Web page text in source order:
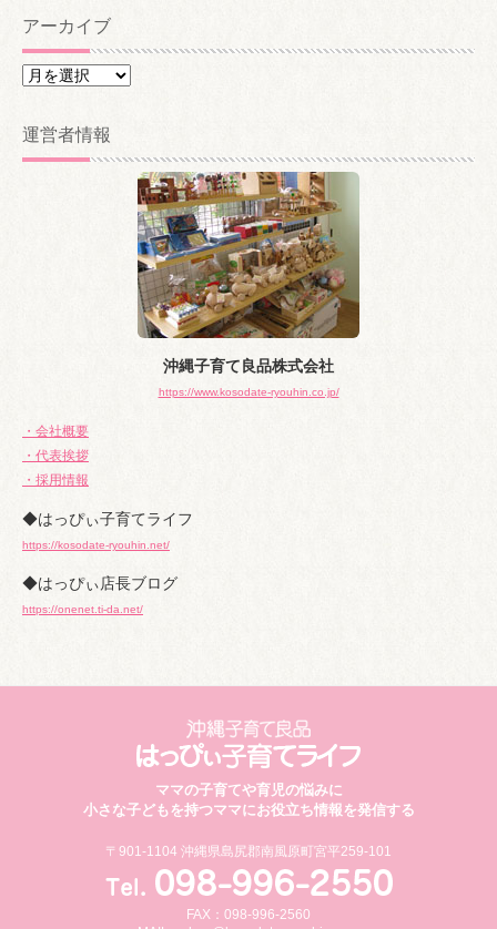
アーカイブ
ア
カ
イ
運営者情報
沖縄子育て良品株式会社
https://www.kosodate-ryouhin.co.jp/
・会社概要
・代表挨拶
・採用情報
◆はっぴぃ子育てライフ
https://kosodate-ryouhin.net/
◆はっぴぃ店長ブログ
https://onenet.ti-da.net/
ママの子育てや育児の悩みに
小さな子どもを持つママにお役立ち情報を発信する
〒901-1104 沖縄県島尻郡南風原町宮平259-101
FAX：098-996-2560